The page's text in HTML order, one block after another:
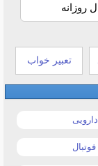
روزانه
تعبیر خواب